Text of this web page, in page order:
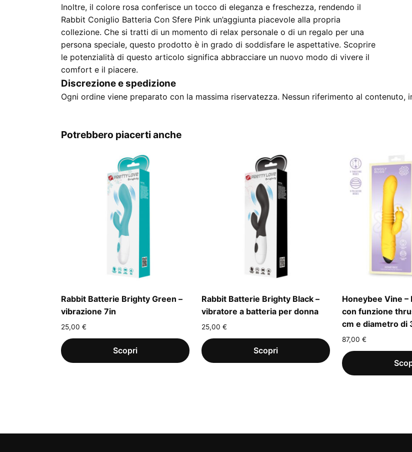
Inoltre, il colore rosa conferisce un tocco di eleganza e freschezza, rendendo il
Rabbit Coniglio Batteria Con Sfere Pink un’aggiunta piacevole alla propria
collezione. Che si tratti di un momento di relax personale o di un regalo per una
persona speciale, questo prodotto è in grado di soddisfare le aspettative. Scoprire
le potenzialità di questo articolo significa abbracciare un nuovo modo di vivere il
comfort e il piacere.
Discrezione e spedizione
Ogni ordine viene preparato con la massima riservatezza. Nessun riferimento al contenuto,
Potrebbero piacerti anche
Rabbit Batterie Brighty Green –
vibrazione 7in
25,00 €
Rabbit Batterie Brighty Black –
vibratore a batteria per donna
25,00 €
Honeybee Vine –
con funzione
cm e diametro di
87,00 €